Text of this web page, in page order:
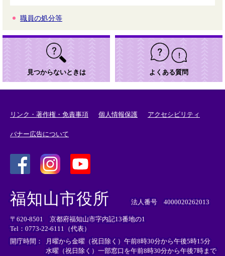
職員の処分等
見つからないときは よくある質問
リンク・著作権・免責事項 個人情報保護 アクセシビリティ
バナー広告について
外
部
リ
ン
ク
＞
外
リ
ン
ク
＞
外
部
ン
ク
＞
福知山市役所 法人番号 4000020262013
〒620-8501 京都府福知山市字内記13番地の1
Tel：0773-22-6111（代表）
開庁時間：
月曜から金曜（祝日除く）午前8時30分から午後5時15分
水曜（祝日除く）一部窓口を午前8時30分から午後7時まで